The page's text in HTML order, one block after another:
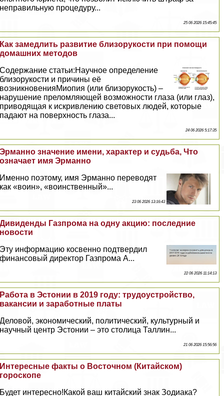
неправильную процедуру...
25 06 2026 15:45:45
Как замедлить развитие близорукости при помощи
домашних методов
Содержание статьи:Научное определение
близорукости и причины её
возникновенияМиопия (или близорукость) –
нарушение преломляющей возможности глаза (или глаз),
приводящая к искривлению световых людей, которые
падают на поверхность глаза...
24 06 2026 5:17:35
Эрманно значение имени, хаpaктер и судьба, Что
означает имя Эрманно
Именно поэтому, имя Эрманно переводят
как «воин», «воинственный»...
23 06 2026 13:16:43
Дивиденды Газпрома на одну акцию: последние
новости
Эту информацию косвенно подтвердил
финансовый директор Газпрома А...
22 06 2026 11:14:13
Работа в Эстонии в 2019 году: трудоустройство,
вакансии и заработные платы
Деловой, экономический, политический, культурный и
научный центр Эстонии – это столица Таллин...
21 06 2026 15:56:56
Интересные факты о Восточном (Китайском)
гороскопе
Будет интересно!Какой ваш китайский знак Зодиака?